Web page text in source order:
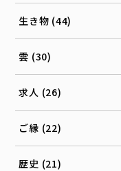
生き物 (44)
雲 (30)
求人 (26)
ご縁 (22)
歴史 (21)